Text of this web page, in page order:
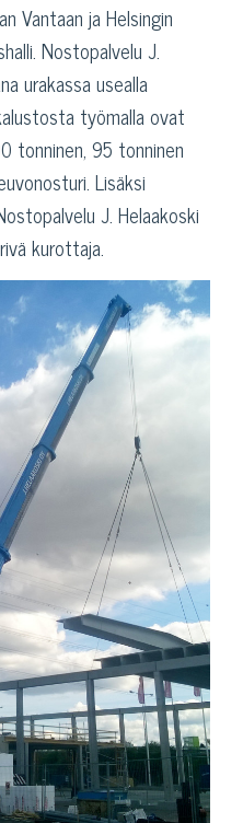
Vantaan ja Helsingin
Nostopalvelu J.
urakassa usealla
työmalla ovat
tonninen, 95 tonninen
Lisäksi
J. Helaakoski
kurottaja.